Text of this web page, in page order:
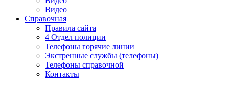
Видео
Справочная
Правила сайта
4 Отдел полиции
Телефоны горячие линии
Экстренные службы (телефоны)
Телефоны справочной
Контакты